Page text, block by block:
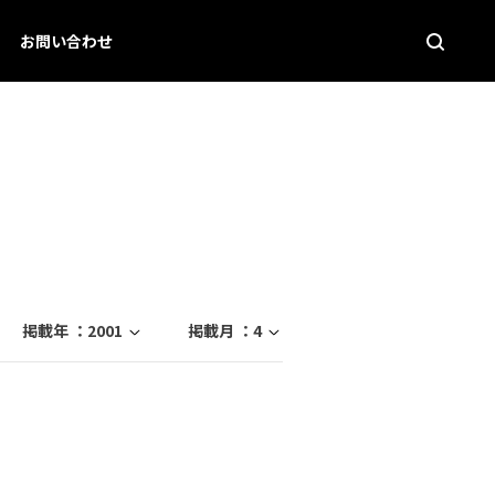
お問い合わせ
掲載年 ： 2001 掲載月 ： 4